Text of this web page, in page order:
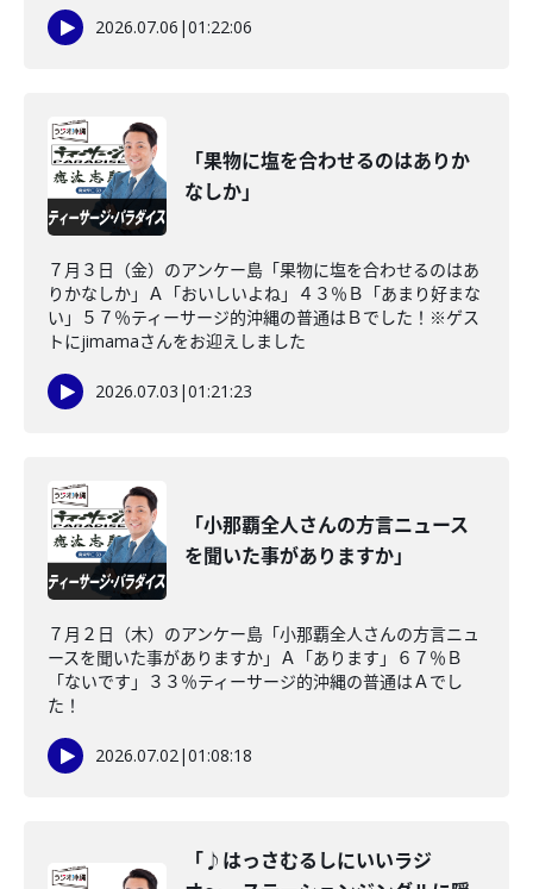
2026.07.06 |01:22:06
「果物に塩を合わせるのはありか
なしか」
７月３日（金）のアンケー島「果物に塩を合わせるのはあ
りかなしか」Ａ「おいしいよね」４３％Ｂ「あまり好まな
い」５７％ティーサージ的沖縄の普通はＢでした！※ゲス
トにjimamaさんをお迎えしました
2026.07.03 |01:21:23
「小那覇全人さんの方言ニュース
を聞いた事がありますか」
７月２日（木）のアンケー島「小那覇全人さんの方言ニュ
ースを聞いた事がありますか」Ａ「あります」６７％Ｂ
「ないです」３３％ティーサージ的沖縄の普通はＡでし
た！
2026.07.02|01:08:18
「♪はっさむるしにいいラジ